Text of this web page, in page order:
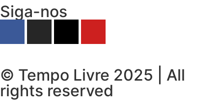
Siga-nos
© Tempo Livre 2025 | All
rights reserved